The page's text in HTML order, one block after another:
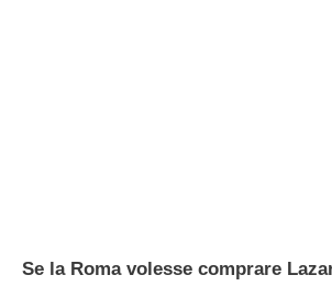
Se la Roma volesse comprare